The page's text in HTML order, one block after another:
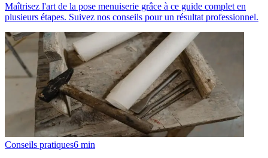
Maîtrisez l'art de la pose menuiserie grâce à ce guide complet en
plusieurs étapes. Suivez nos conseils pour un résultat professionnel.
Conseils pratiques6 min